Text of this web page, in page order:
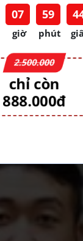
07
giờ
59
phút
2.500.000
chỉ còn
888.000đ